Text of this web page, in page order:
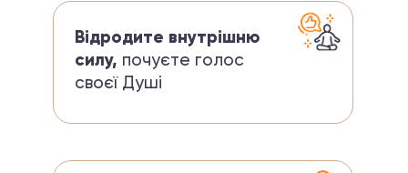
Відродите внутрішню
силу, почуєте голос
своєї Душі